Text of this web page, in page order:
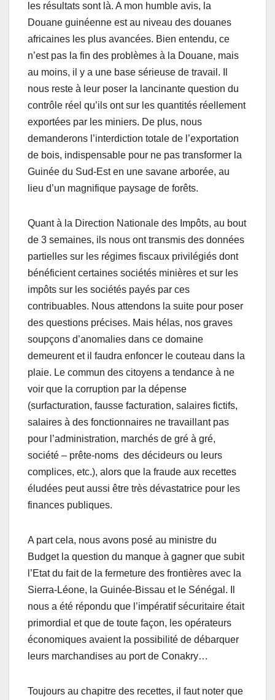
les résultats sont là. A mon humble avis, la
Douane guinéenne est au niveau des douanes
africaines les plus avancées. Bien entendu, ce
n’est pas la fin des problèmes à la Douane, mais
au moins, il y a une base sérieuse de travail. Il
nous reste à leur poser la lancinante question du
contrôle réel qu’ils ont sur les quantités réellement
exportées par les miniers. De plus, nous
demanderons l’interdiction totale de l’exportation
de bois, indispensable pour ne pas transformer la
Guinée du Sud-Est en une savane arborée, au
lieu d’un magnifique paysage de forêts.
Quant à la Direction Nationale des Impôts, au bout
de 3 semaines, ils nous ont transmis des données
partielles sur les régimes fiscaux privilégiés dont
bénéficient certaines sociétés minières et sur les
impôts sur les sociétés payés par ces
contribuables. Nous attendons la suite pour poser
des questions précises. Mais hélas, nos graves
soupçons d’anomalies dans ce domaine
demeurent et il faudra enfoncer le couteau dans la
plaie. Le commun des citoyens a tendance à ne
voir que la corruption par la dépense
(surfacturation, fausse facturation, salaires fictifs,
salaires à des fonctionnaires ne travaillant pas
pour l’administration, marchés de gré à gré,
société – prête-noms des décideurs ou leurs
complices, etc.), alors que la fraude aux recettes
éludées peut aussi être très dévastatrice pour les
finances publiques.
A part cela, nous avons posé au ministre du
Budget la question du manque à gagner que subit
l’Etat du fait de la fermeture des frontières avec la
Sierra-Léone, la Guinée-Bissau et le Sénégal. Il
nous a été répondu que l’impératif sécuritaire était
primordial et que de toute façon, les opérateurs
économiques avaient la possibilité de débarquer
leurs marchandises au port de Conakry…
Toujours au chapitre des recettes, il faut noter que